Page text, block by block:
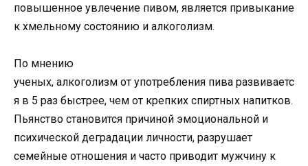
повышенное увлечение пивом, является привыкание
к хмельному состоянию и алкоголизм.
По мнению
ученых, алкоголизм от употребления пива развиваетс
я в 5 раз быстрее, чем от крепких спиртных напитков.
Пьянство становится причиной эмоциональной и
психической деградации личности, разрушает
семейные отношения и часто приводит мужчину к